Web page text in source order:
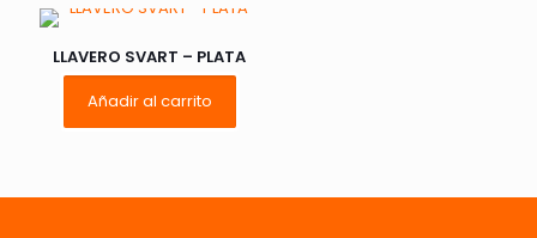
LLAVERO SVART – PLATA
Añadir al carrito